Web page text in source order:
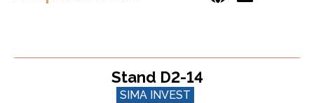
Stand D2-14
SIMA INVEST